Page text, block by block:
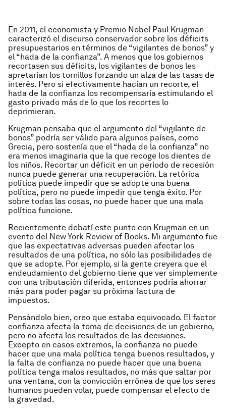
En 2011, el economista y Premio Nobel Paul Krugman
caracterizó el discurso conservador sobre los déficits
presupuestarios en términos de “vigilantes de bonos” y
el “hada de la confianza”. A menos que los gobiernos
recortasen sus déficits, los vigilantes de bonos les
apretarían los tornillos forzando un alza de las tasas de
interés. Pero si efectivamente hacían un recorte, el
hada de la confianza los recompensaría estimulando el
gasto privado más de lo que los recortes lo
deprimieran.
Krugman pensaba que el argumento del “vigilante de
bonos” podría ser válido para algunos países, como
Grecia, pero sostenía que el “hada de la confianza” no
era menos imaginaria que la que recoge los dientes de
los niños. Recortar un déficit en un período de recesión
nunca puede generar una recuperación. La retórica
política puede impedir que se adopte una buena
política, pero no puede impedir que tenga éxito. Por
sobre todas las cosas, no puede hacer que una mala
política funcione.
Recientemente debatí este punto con Krugman en un
evento del New York Review of Books. Mi argumento fue
que las expectativas adversas pueden afectar los
resultados de una política, no sólo las posibilidades de
que se adopte. Por ejemplo, si la gente creyera que el
endeudamiento del gobierno tiene que ver simplemente
con una tributación diferida, entonces podría ahorrar
más para poder pagar su próxima factura de
impuestos.
Pensándolo bien, creo que estaba equivocado. El factor
confianza afecta la toma de decisiones de un gobierno,
pero no afecta los resultados de las decisiones.
Excepto en casos extremos, la confianza no puede
hacer que una mala política tenga buenos resultados, y
la falta de confianza no puede hacer que una buena
política tenga malos resultados, no más que saltar por
una ventana, con la convicción errónea de que los seres
humanos pueden volar, puede compensar el efecto de
la gravedad.